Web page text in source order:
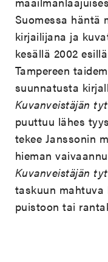
Suomessa häntä
kirjailijana ja
kesällä 2002
Tampereen
suunnatusta
Kuvanveistäjän
puuttuu lähes
tekee Janssonin
hieman
Kuvanveistäjän
taskuun mahtuva
puistoon tai